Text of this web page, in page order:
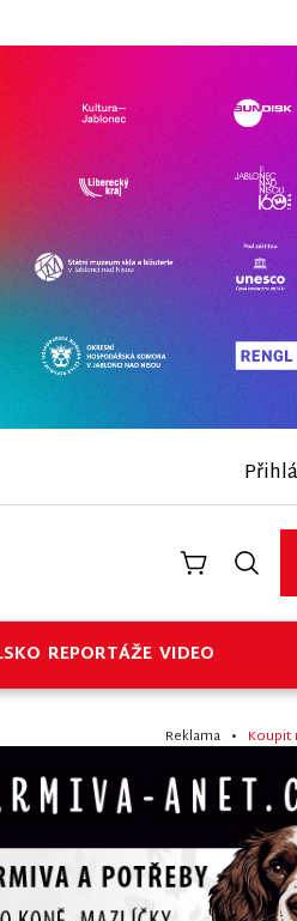
REPORTÁŽE VIDEO
Reklama • Koupit